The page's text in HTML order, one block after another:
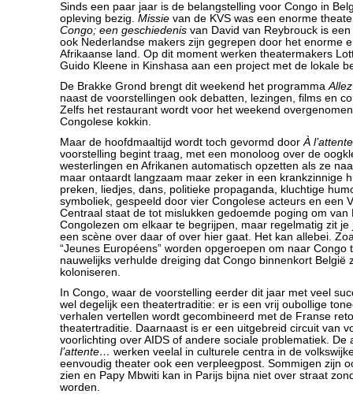
Sinds een paar jaar is de belangstelling voor Congo in
opleving bezig. Missie van de KVS was een enorme
Congo; een geschiedenis van David van Reybrouck is
ook Nederlandse makers zijn gegrepen door het enorme
Afrikaanse land. Op dit moment werken theatermakers
Guido Kleene in Kinshasa aan een project met de lokale
De Brakke Grond brengt dit weekend het programma
naast de voorstellingen ook debatten, lezingen, films en
Zelfs het restaurant wordt voor het weekend
Congolese kokkin.
Maar de hoofdmaaltijd wordt toch gevormd doorÀ
voorstelling begint traag, met een monoloog over de
westerlingen en Afrikanen automatisch opzetten als ze
maar ontaardt langzaam maar zeker in een krankzinnige
preken, liedjes, dans, politieke propaganda, kluchtige
symboliek, gespeeld door vier Congolese acteurs en een
Centraal staat de tot mislukken gedoemde poging om van
Congolezen om elkaar te begrijpen, maar regelmatig zit
een scène over daar of over hier gaat. Het kan allebei.
“Jeunes Européens” worden opgeroepen om naar Congo
nauwelijks verhulde dreiging dat Congo binnenkort België
koloniseren.
In Congo, waar de voorstelling eerder dit jaar met veel
wel degelijk een theatertraditie: er is een vrij oubollige
verhalen vertellen wordt gecombineerd met de Franse
theatertraditie. Daarnaast is er een uitgebreid circuit van
voorlichting over AIDS of andere sociale problematiek. De
l’attente… werken veelal in culturele centra in de
eenvoudig theater ook een verpleegpost. Sommigen zijn
zien en Papy Mbwiti kan in Parijs bijna niet over straat
worden.